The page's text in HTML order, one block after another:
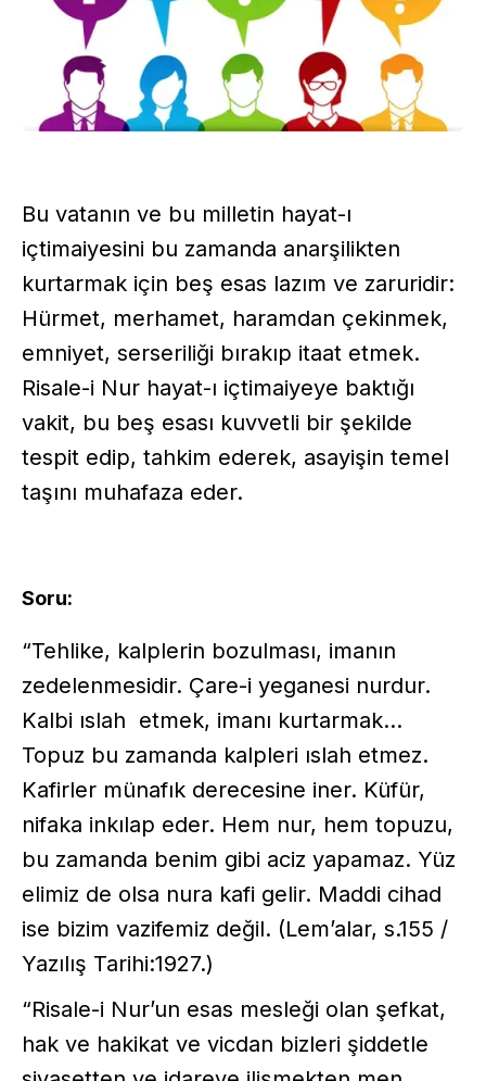
Bu vatanın ve bu milletin hayat-ı
içtimaiyesini bu zamanda anarşilikten
kurtarmak için beş esas lazım ve zaruridir:
Hürmet, merhamet, haramdan çekinmek,
emniyet, serseriliği bırakıp itaat etmek.
Risale-i Nur hayat-ı içtimaiyeye baktığı
vakit, bu beş esası kuvvetli bir şekilde
tespit edip, tahkim ederek, asayişin temel
taşını muhafaza eder.
Soru:
“Tehlike, kalplerin bozulması, imanın
zedelenmesidir. Çare-i yeganesi nurdur.
Kalbi ıslah etmek, imanı kurtarmak...
Topuz bu zamanda kalpleri ıslah etmez.
Kafirler münafık derecesine iner. Küfür,
nifaka inkılap eder. Hem nur, hem topuzu,
bu zamanda benim gibi aciz yapamaz. Yüz
elimiz de olsa nura kafi gelir. Maddi cihad
ise bizim vazifemiz değil. (Lem’alar, s.155 /
Yazılış Tarihi:1927.)
“Risale-i Nur’un esas mesleği olan şefkat,
hak ve hakikat ve vicdan bizleri şiddetle